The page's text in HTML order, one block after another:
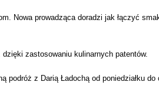
Nowa prowadząca doradzi jak łączyć
zastosowaniu kulinarnych patentów.
z Darią Ładochą od poniedziałku